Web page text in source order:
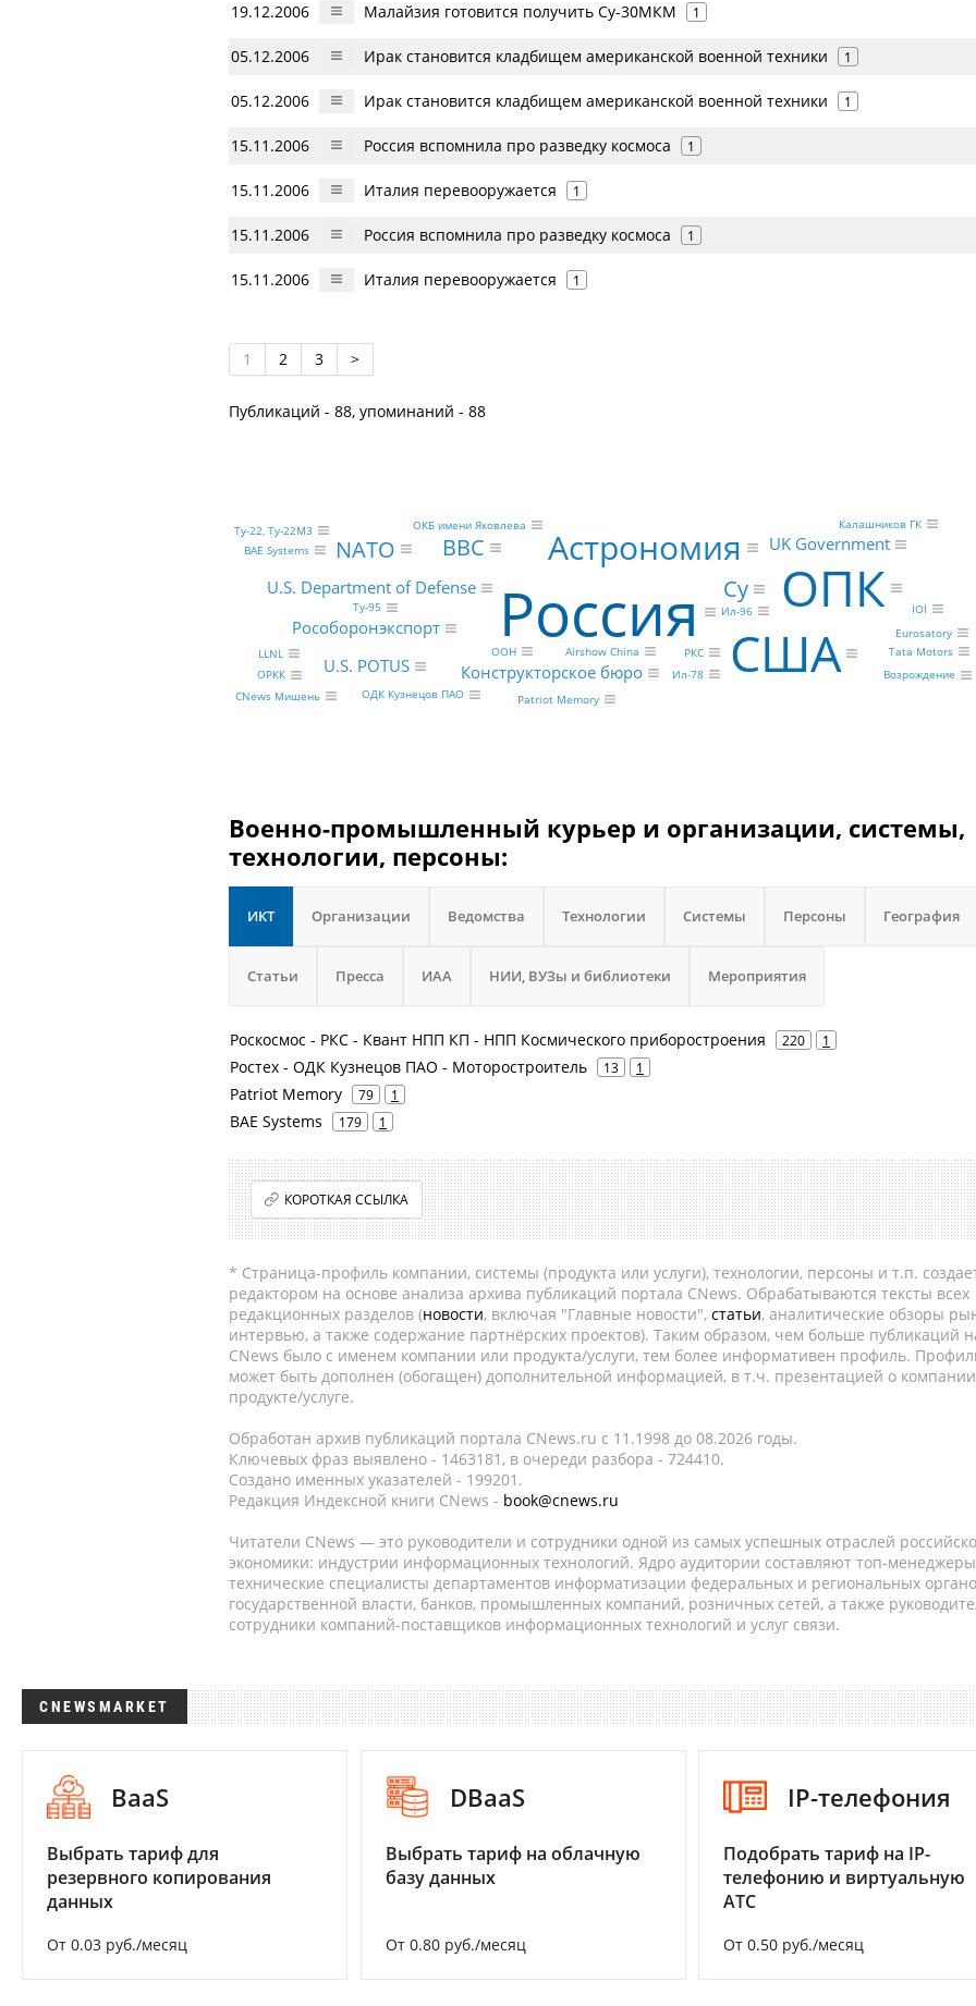
19.12.2006 Малайзия готовится получить Су-30МКМ 1
05.12.2006 Ирак становится кладбищем американской военной техники 1
05.12.2006 Ирак становится кладбищем американской военной техники 1
15.11.2006 Россия вспомнила про разведку космоса 1
15.11.2006 Италия перевооружается 1
15.11.2006 Россия вспомнила про разведку космоса 1
15.11.2006 Италия перевооружается 1
1 2 3 >
Публикаций - 88, упоминаний - 88
Россия
США
ОПК
Астрономия
BBC
NATO
Су
U.S. Department of Defense
Рособоронэкспорт
U.S. POTUS
Конструкторское бюро
UK Government
ООН
Ту-95
Airshow China
Возрождение
Tata Motors
Калашников ГК
ОКБ имени Яковлева
Ил-96
Ил-78
Ту-22, Ту-22М3
CNews Мишень
Eurosatory
РКС
ОДК Кузнецов ПАО Patriot Memory
BAE Systems
LLNL
ОРКК
IOI
Военно-промышленный курьер и организации, системы,
технологии, персоны:
ИКТ Организации Ведомства Технологии Системы Персоны География
Статьи Пресса ИАА НИИ, ВУЗы и библиотеки Мероприятия
Роскосмос - РКС - Квант НПП КП - НПП Космического приборостроения 220 1
Ростех - ОДК Кузнецов ПАО - Моторостроитель 13 1
Patriot Memory 79 1
BAE Systems 179 1
КОРОТКАЯ ССЫЛКА
* Страница-профиль компании, системы (продукта или услуги), технологии, персоны и т.п.
редактором на основе анализа архива публикаций портала CNews. Обрабатываются тексты всех
редакционных разделов (новости, включая "Главные новости", статьи, аналитические обзоры
интервью, а также содержание партнёрских проектов). Таким образом, чем больше публикаций
CNews было с именем компании или продукта/услуги, тем более информативен профиль.
может быть дополнен (обогащен) дополнительной информацией, в т.ч. презентацией о
продукте/услуге.
Обработан архив публикаций портала CNews.ru c 11.1998 до 08.2026 годы.
Ключевых фраз выявлено - 1463181, в очереди разбора - 724410.
Создано именных указателей - 199201.
Редакция Индексной книги CNews - book@cnews.ru
Читатели CNews — это руководители и сотрудники одной из самых успешных отраслей
экономики: индустрии информационных технологий. Ядро аудитории составляют топ-
технические специалисты департаментов информатизации федеральных и региональных
государственной власти, банков, промышленных компаний, розничных сетей, а также
сотрудники компаний-поставщиков информационных технологий и услуг связи.
CNEWSMARKET
BaaS
Выбрать тариф для
резервного копирования
данных
От 0.03 руб./месяц
DBaaS
Выбрать тариф на облачную
базу данных
От 0.80 руб./месяц
IP-телефония
Подобрать тариф на IP-
телефонию и виртуальную
АТС
От 0.50 руб./месяц